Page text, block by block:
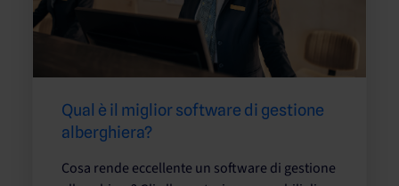
Qual è il miglior software di gestione
alberghiera?
Cosa rende eccellente un software di gestione